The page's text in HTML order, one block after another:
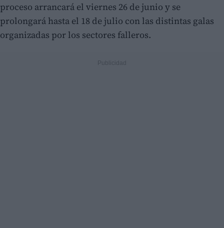
proceso arrancará el viernes 26 de junio y se
prolongará hasta el 18 de julio con las distintas galas
organizadas por los sectores falleros.